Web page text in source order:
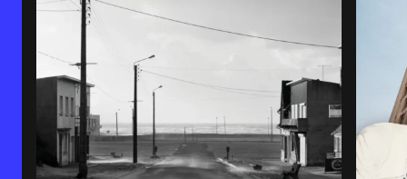
Se
vuoi
che
Audiovisiva
inviti
la